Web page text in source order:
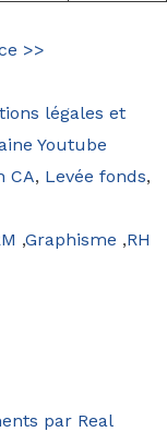
>>
légales et
Youtube
CA, Levée fonds,
,Graphisme ,RH
par Real